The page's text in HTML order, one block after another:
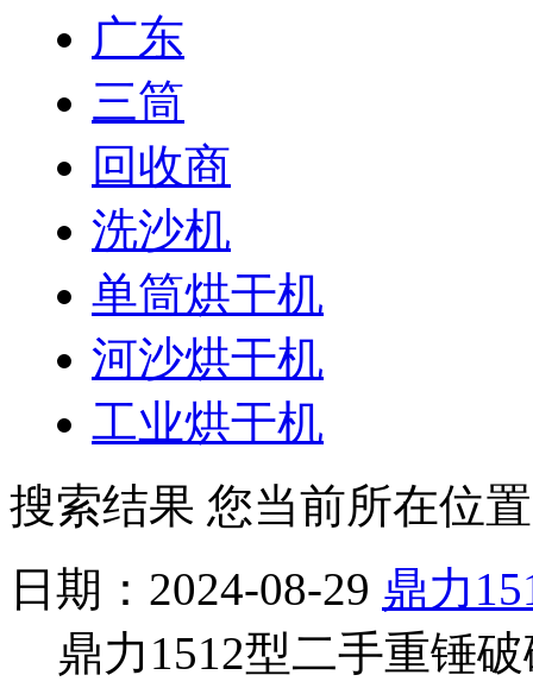
广东
三筒
回收商
洗沙机
单筒烘干机
河沙烘干机
工业烘干机
搜索结果 您当前所在位
日期：2024-08-29 鼎力
鼎力1512型二手重锤